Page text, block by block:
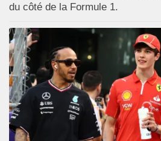
du côté de la Formule 1.